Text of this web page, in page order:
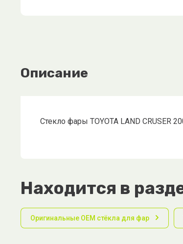
Описание
Стекло фары TOYOTA LAND CRUSER
Находится в
Оригинальные OEM стёкла для фар